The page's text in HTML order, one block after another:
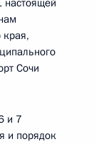
настоящей
края,
Сочи
и 7
и порядок